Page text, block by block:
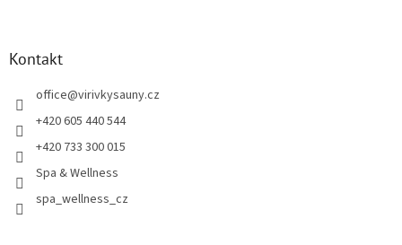
Kontakt
office@virivkysauny.cz
+420 605 440 544
+420 733 300 015
Spa & Wellness
spa_wellness_cz